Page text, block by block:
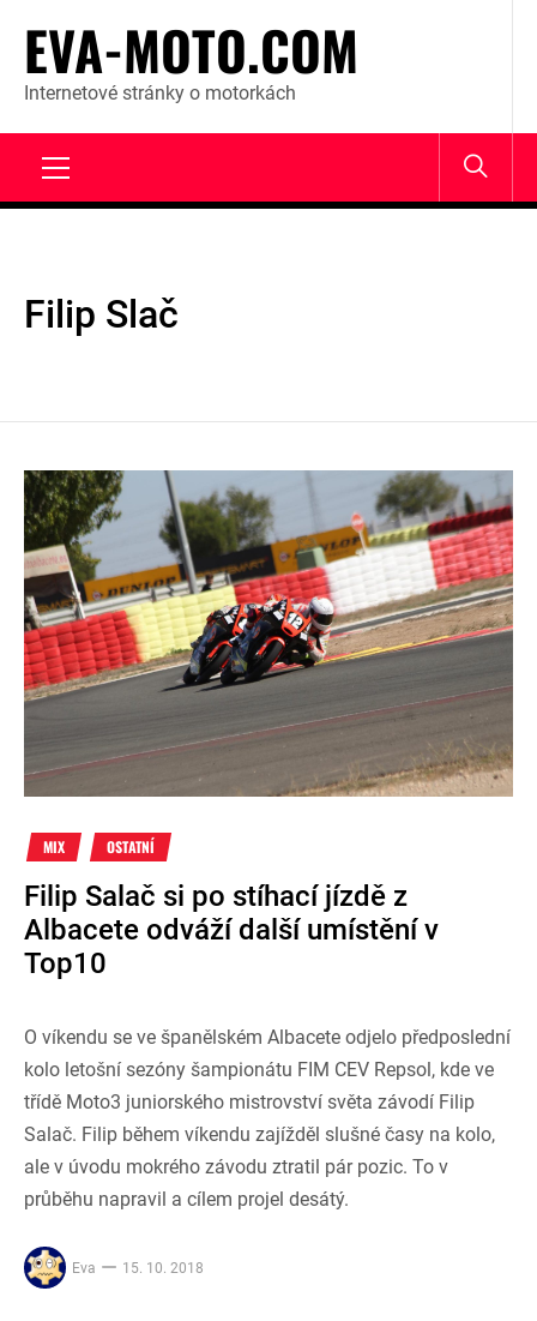
content
EVA-MOTO.COM
Internetové stránky o motorkách
Filip Slač
MIX OSTATNÍ
Filip Salač si po stíhací jízdě z
Albacete odváží další umístění v
Top10
O víkendu se ve španělském Albacete odjelo předposlední
kolo letošní sezóny šampionátu FIM CEV Repsol, kde ve
třídě Moto3 juniorského mistrovství světa závodí Filip
Salač. Filip během víkendu zajížděl slušné časy na kolo,
ale v úvodu mokrého závodu ztratil pár pozic. To v
průběhu napravil a cílem projel desátý.
Eva 15. 10. 2018